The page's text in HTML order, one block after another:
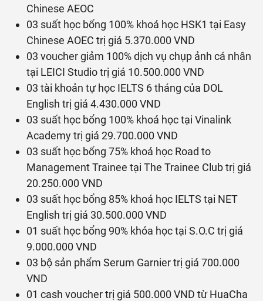
Chinese AEOC
03 suất học bổng 100% khoá học HSK1 tại Easy
Chinese AOEC trị giá 5.370.000 VND
03 voucher giảm 100% dịch vụ chụp ảnh cá nhân
tại LEICI Studio trị giá 10.500.000 VND
03 tài khoản tự học IELTS 6 tháng của DOL
English trị giá 4.430.000 VND
03 suất học bổng 100% khoá học tại Vinalink
Academy trị giá 29.700.000 VND
03 suất học bổng 75% khoá học Road to
Management Trainee tại The Trainee Club trị giá
20.250.000 VND
03 suất học bổng 85% khoá học IELTS tại NET
English trị giá 30.500.000 VND
01 suất học bổng 90% khóa học tại S.O.C trị giá
9.000.000 VND
03 bộ sản phẩm Serum Garnier trị giá 700.000
VND
01 cash voucher trị giá 500.000 VND từ HuaCha